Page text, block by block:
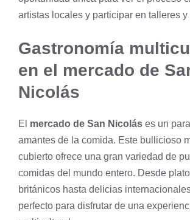
artistas locales y participar en talleres y
Gastronomía
en el mercado de
Nicolás
El mercado de San Nicolás es un
amantes de la comida. Este bullicioso
cubierto ofrece una gran variedad de
comidas del mundo entero. Desde
británicos hasta delicias
perfecto para disfrutar de una